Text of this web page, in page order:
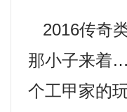
2016传奇
那小子来着
个工甲家的